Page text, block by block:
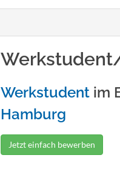
Werkstudent im
Hamburg
Jetzt einfach bewerben